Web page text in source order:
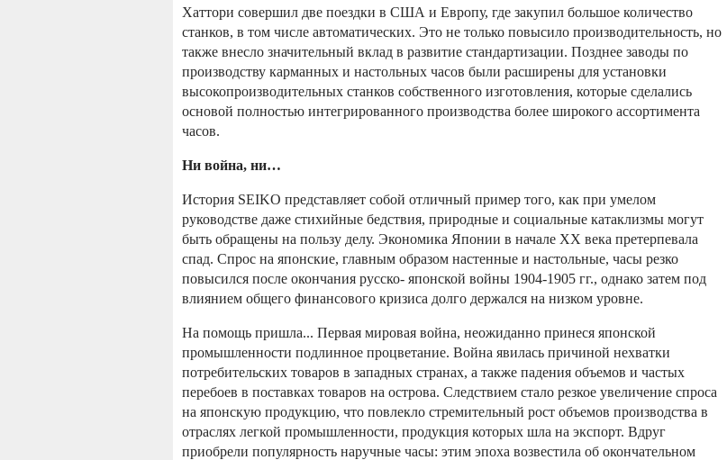
Хаттори совершил две поездки в США и Европу, где закупил большое количество
станков, в том числе автоматических. Это не только повысило производительность, но
также внесло значительный вклад в развитие стандартизации. Позднее заводы по
производству карманных и настольных часов были расширены для установки
высокопроизводительных станков собственного изготовления, которые сделались
основой полностью интегрированного производства более широкого ассортимента
часов.
Ни война, ни…
История SEIKO представляет собой отличный пример того, как при умелом
руководстве даже стихийные бедствия, природные и социальные катаклизмы могут
быть обращены на пользу делу. Экономика Японии в начале ХХ века претерпевала
спад. Спрос на японские, главным образом настенные и настольные, часы резко
повысился после окончания русско- японской войны 1904-1905 гг., однако затем под
влиянием общего финансового кризиса долго держался на низком уровне.
На помощь пришла... Первая мировая война, неожиданно принеся японской
промышленности подлинное процветание. Война явилась причиной нехватки
потребительских товаров в западных странах, а также падения объемов и частых
перебоев в поставках товаров на острова. Следствием стало резкое увеличение спроса
на японскую продукцию, что повлекло стремительный рост объемов производства в
отраслях легкой промышленности, продукция которых шла на экспорт. Вдруг
приобрели популярность наручные часы: этим эпоха возвестила об окончательном